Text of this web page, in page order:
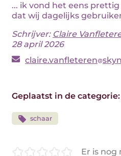
... ik vond het eens
dat wij dagelijks
Schrijver: Claire
28 april 2026
claire.vanfleteren
Geplaatst in de categorie:
schaar
Er is nog